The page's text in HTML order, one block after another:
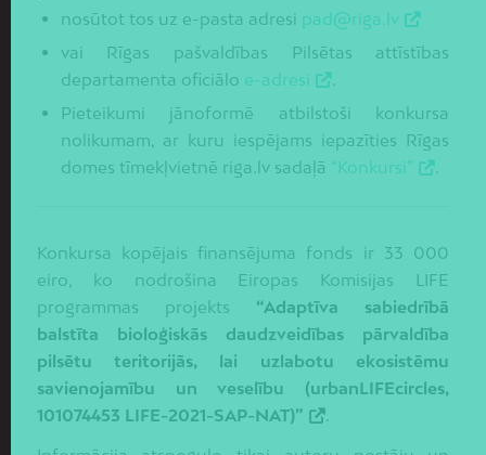
nosūtot tos uz e-pasta adresi pad@riga.lv
vai Rīgas pašvaldības Pilsētas attīstības
departamenta oficiālo e-adresi
.
Pieteikumi jānoformē atbilstoši konkursa
nolikumam, ar kuru iespējams iepazīties Rīgas
domes tīmekļvietnē riga.lv sadaļā “Konkursi” .
Konkursa kopējais finansējuma fonds ir 33 000
eiro, ko nodrošina Eiropas Komisijas LIFE
programmas projekts “Adaptīva sabiedrībā
balstīta bioloģiskās daudzveidības pārvaldība
pilsētu teritorijās, lai uzlabotu ekosistēmu
savienojamību un veselību (urbanLIFEcircles,
101074453 LIFE-2021-SAP-NAT)”
.